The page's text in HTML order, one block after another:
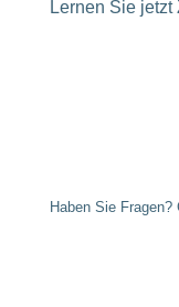
Lernen Sie
Haben Sie